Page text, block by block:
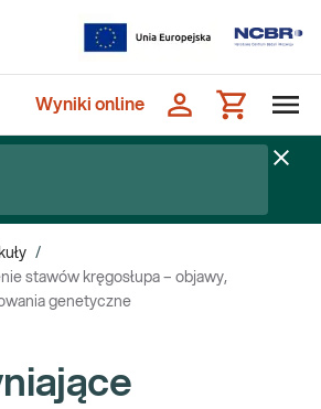
Wyniki online
/
stawów kręgosłupa – objawy,
genetyczne